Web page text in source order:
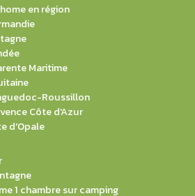
en région
Maritime
Roussillon
Côte d'Azur
d'Opale
1 chambre sur camping